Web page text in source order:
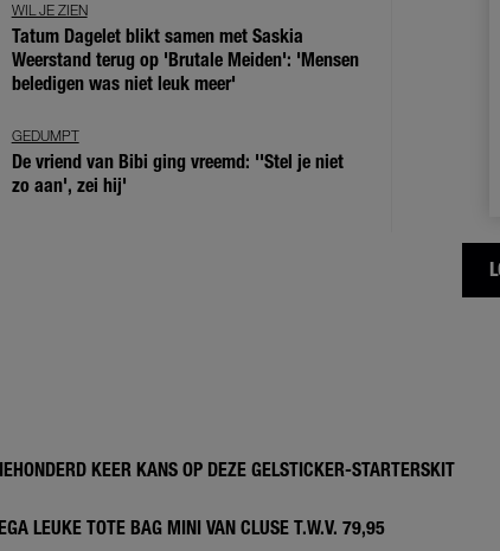
WIL JE ZIEN
Tatum Dagelet blikt samen met Saskia
Weerstand terug op 'Brutale Meiden': 'Mensen
beledigen was niet leuk meer'
GEDUMPT
De vriend van Bibi ging vreemd: ''Stel je niet
zo aan', zei hij'
KEER KANS OP DEZE GELSTICKER-STARTERSKIT
LEUKE TOTE BAG MINI VAN CLUSE T.W.V. 79,95